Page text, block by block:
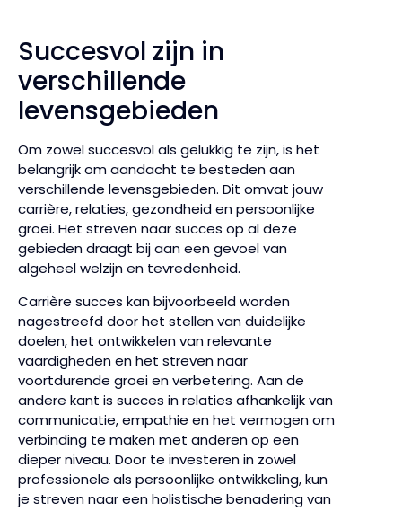
Succesvol zijn in
verschillende
levensgebieden
Om zowel succesvol als gelukkig te zijn, is het
belangrijk om aandacht te besteden aan
verschillende levensgebieden. Dit omvat jouw
carrière, relaties, gezondheid en persoonlijke
groei. Het streven naar succes op al deze
gebieden draagt bij aan een gevoel van
algeheel welzijn en tevredenheid.
Carrière succes kan bijvoorbeeld worden
nagestreefd door het stellen van duidelijke
doelen, het ontwikkelen van relevante
vaardigheden en het streven naar
voortdurende groei en verbetering. Aan de
andere kant is succes in relaties afhankelijk van
communicatie, empathie en het vermogen om
verbinding te maken met anderen op een
dieper niveau. Door te investeren in zowel
professionele als persoonlijke ontwikkeling, kun
je streven naar een holistische benadering van